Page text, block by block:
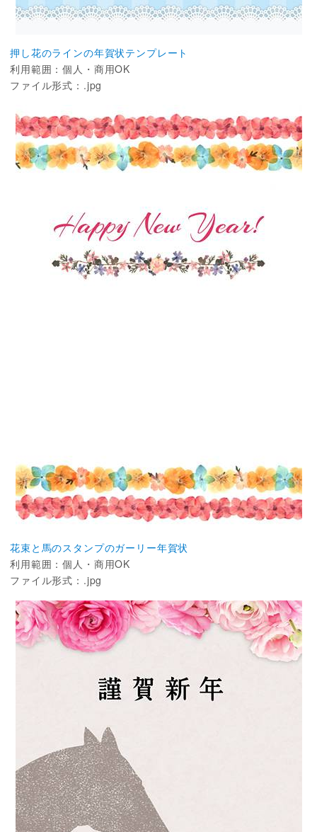
押し花のラインの年賀状テンプレート
利用範囲：個人・商用OK
ファイル形式：.jpg
花束と馬のスタンプのガーリー年賀状
利用範囲：個人・商用OK
ファイル形式：.jpg